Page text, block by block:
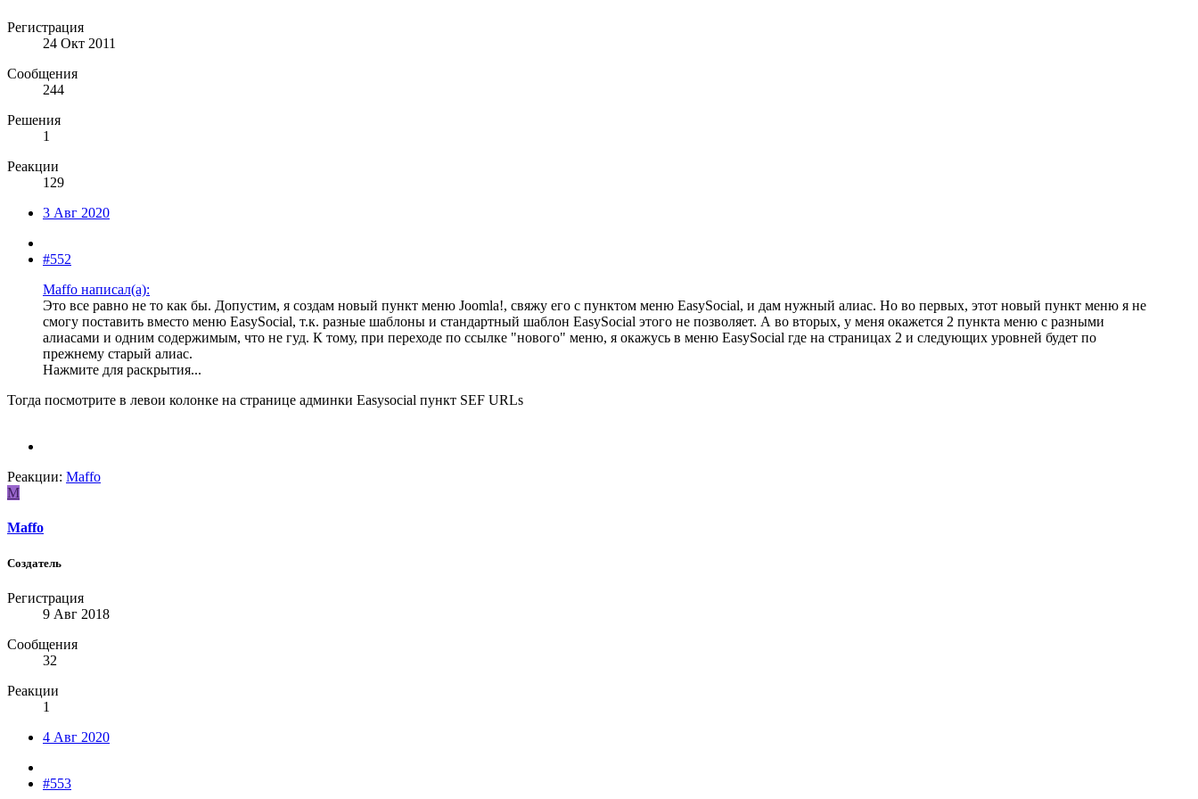
Регистрация
24 Окт 2011
Сообщения
244
Решения
1
Реакции
129
3 Авг 2020
#552
Maffo написал(а):
Это все равно не то как бы. Допустим, я создам новый пункт меню Joomla!, свяжу его с пунктом меню EasySocial, и дам нужный алиас. Но во первых, этот новый пункт меню я не
смогу поставить вместо меню EasySocial, т.к. разные шаблоны и стандартный шаблон EasySocial этого не позволяет. А во вторых, у меня окажется 2 пункта меню с разными
алиасами и одним содержимым, что не гуд. К тому, при переходе по ссылке "нового" меню, я окажусь в меню EasySocial где на страницах 2 и следующих уровней будет по
прежнему старый алиас.
Нажмите для раскрытия...
Тогда посмотрите в левои колонке на странице админки Easysocial пункт SEF URLs
Реакции: Maffo
M
Maffo
Создатель
Регистрация
9 Авг 2018
Сообщения
32
Реакции
1
4 Авг 2020
#553